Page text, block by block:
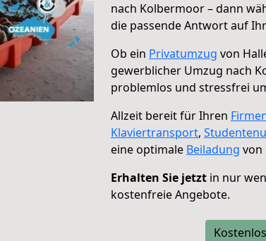
nach Kolbermoor – dann
die passende Antwort auf
Ob ein Privatumzug von
gewerblicher Umzug nach
problemlos und stressfrei
Allzeit bereit für Ihren
Klaviertransport,
eine optimale Beiladung von
Erhalten Sie jetzt in nur
kostenfreie Angebote.